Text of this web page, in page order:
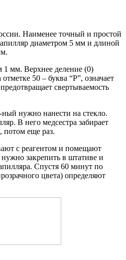
Наименее точный и простой
диаметром 5 мм и длиной
1 мм. Верхнее деление (0)
50 – буква “Р”, означает
свертываемость
ный нужно нанести на стекло.
В него медсестра забирает
потом еще раз.
с реагентом и помещают
нужно закрепить в штативе и
Спустя 60 минут по
цвета) определяют